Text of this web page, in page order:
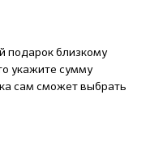
подарок близкому
укажите сумму
сам сможет выбрать